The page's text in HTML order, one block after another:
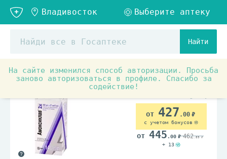
Найти
На сайте изменился способ авторизации. Просьба
заново авторизоваться в профиле. Спасибо за
содействие!
Аптечные товары Антибиотики
427 .00
с учетом бонусов
445 .00 462.89
+ 13